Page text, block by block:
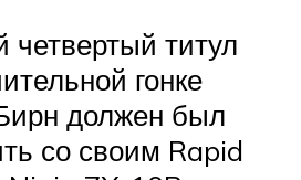
четвертый титул
гонке
должен был
со своим Rapid